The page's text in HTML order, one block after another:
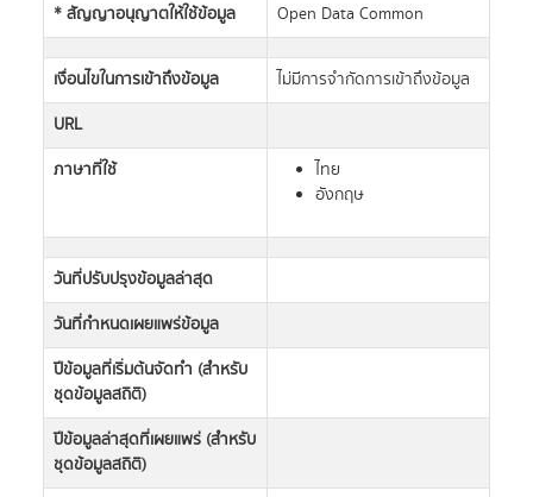
* สัญญาอนุญาตให้ใช้ข้อมูล
Open Data Common
เงื่อนไขในการเข้าถึงข้อมูล
ไม่มีการจำกัดการเข้าถึงข้อมูล
URL
ภาษาที่ใช้
ไทย
อังกฤษ
วันที่ปรับปรุงข้อมูลล่าสุด
วันที่กำหนดเผยแพร่ข้อมูล
ปีข้อมูลที่เริ่มต้นจัดทำ (สำหรับ
ชุดข้อมูลสถิติ)
ปีข้อมูลล่าสุดที่เผยแพร่ (สำหรับ
ชุดข้อมูลสถิติ)